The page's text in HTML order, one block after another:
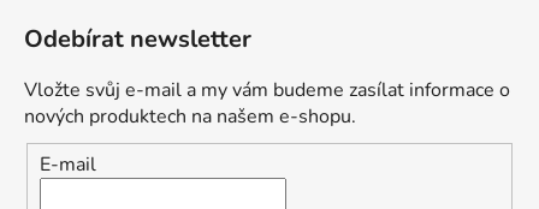
Odebírat newsletter
Vložte svůj e-mail a my vám budeme zasílat informace o
nových produktech na našem e-shopu.
E-mail